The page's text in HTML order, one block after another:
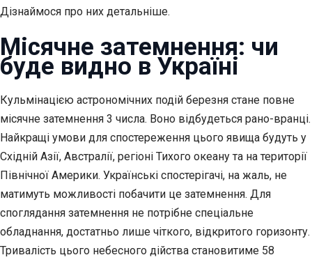
Дізнаймося про них детальніше.
Місячне затемнення: чи
буде видно в Україні
Кульмінацією астрономічних подій березня стане повне
місячне затемнення 3 числа. Воно відбудеться рано-вранці.
Найкращі умови для спостереження цього явища будуть у
Східній Азії, Австралії, регіоні Тихого океану та на території
Північної Америки. Українські спостерігачі, на жаль, не
матимуть можливості побачити це затемнення. Для
споглядання затемнення не потрібне спеціальне
обладнання, достатньо лише чіткого, відкритого горизонту.
Тривалість цього небесного дійства становитиме 58